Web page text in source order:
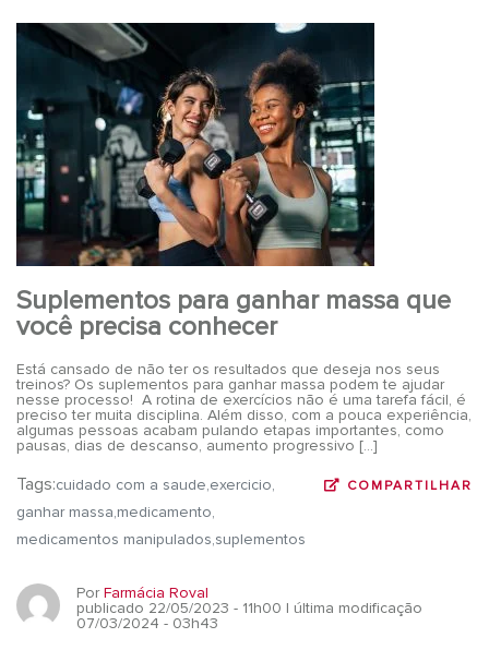
Suplementos para ganhar massa que
você precisa conhecer
Está cansado de não ter os resultados que deseja nos seus
treinos? Os suplementos para ganhar massa podem te ajudar
nesse processo! A rotina de exercícios não é uma tarefa fácil, é
preciso ter muita disciplina. Além disso, com a pouca experiência,
algumas pessoas acabam pulando etapas importantes, como
pausas, dias de descanso, aumento progressivo […]
COMPARTILHAR
Tags:cuidado com a saude exercicio
ganhar massa medicamento
medicamentos manipulados suplementos
PorFarmácia Roval
publicado 22/05/2023 - 11h00 | última modificação
07/03/2024 - 03h43